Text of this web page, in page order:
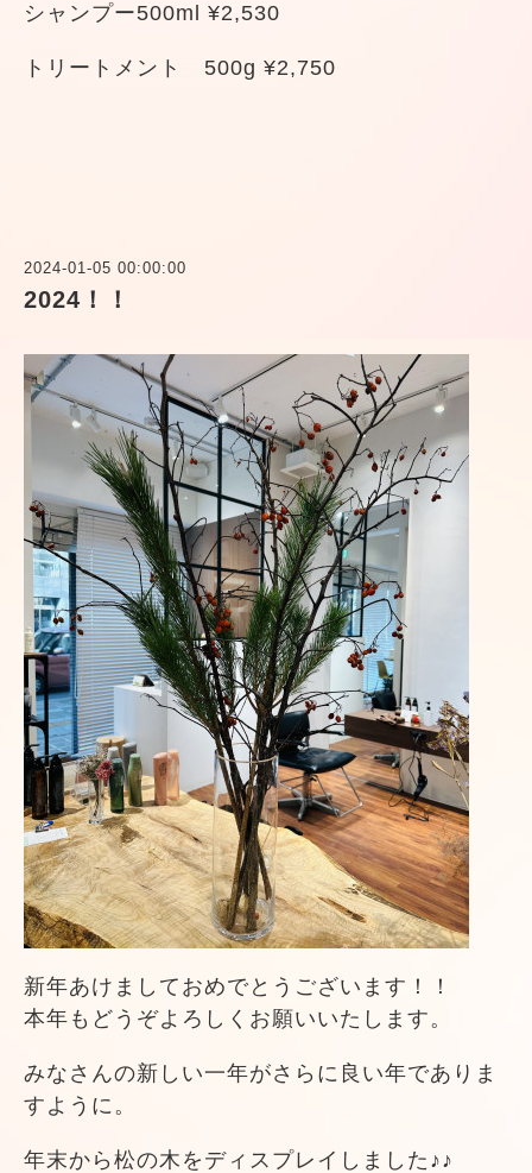
シャンプー500ml ¥2,530
トリートメント 500g ¥2,750
2024-01-05 00:00:00
2024！！
新年あけましておめでとうございます！！
本年もどうぞよろしくお願いいたします。
みなさんの新しい一年がさらに良い年でありま
すように。
年末から松の木をディスプレイしました♪♪